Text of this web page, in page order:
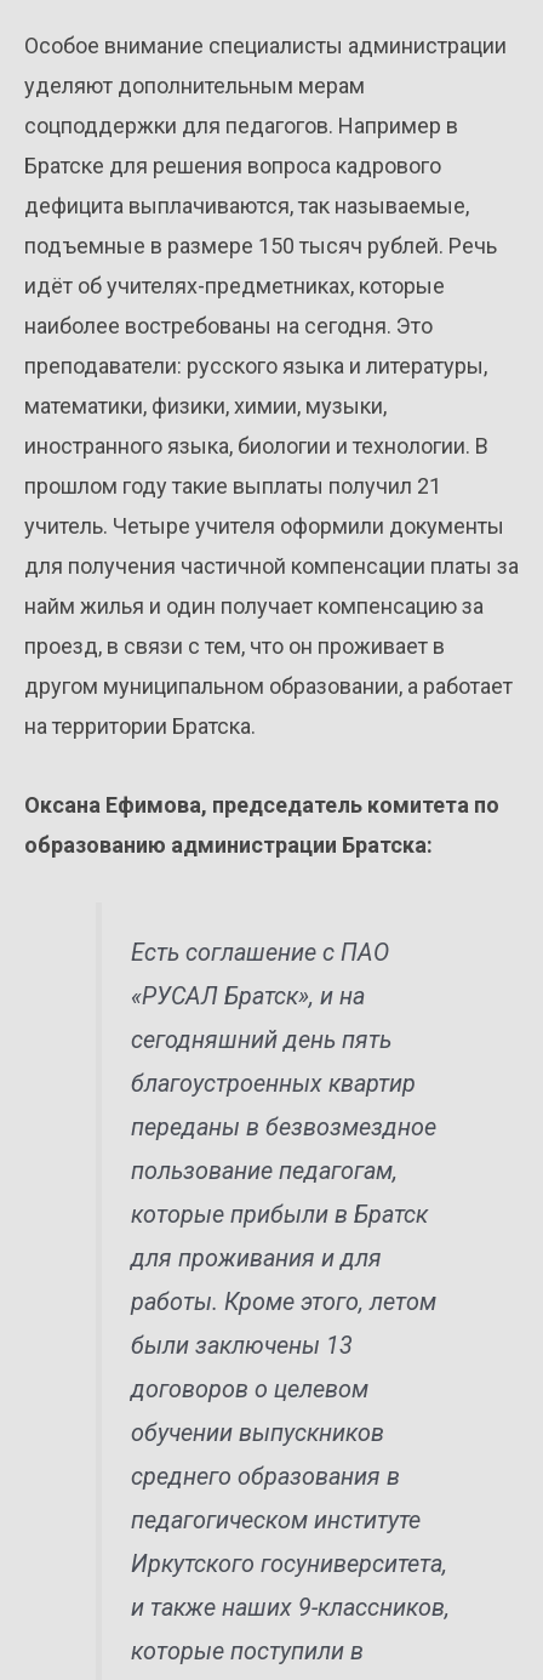
Особое внимание специалисты администрации
уделяют дополнительным мерам
соцподдержки для педагогов. Например в
Братске для решения вопроса кадрового
дефицита выплачиваются, так называемые,
подъемные в размере 150 тысяч рублей. Речь
идёт об учителях-предметниках, которые
наиболее востребованы на сегодня. Это
преподаватели: русского языка и литературы,
математики, физики, химии, музыки,
иностранного языка, биологии и технологии. В
прошлом году такие выплаты получил 21
учитель. Четыре учителя оформили документы
для получения частичной компенсации платы за
найм жилья и один получает компенсацию за
проезд, в связи с тем, что он проживает в
другом муниципальном образовании, а работает
на территории Братска.
Оксана Ефимова, председатель комитета по
образованию администрации Братска:
Есть соглашение с ПАО
«РУСАЛ Братск», и на
сегодняшний день пять
благоустроенных квартир
переданы в безвозмездное
пользование педагогам,
которые прибыли в Братск
для проживания и для
работы. Кроме этого, летом
были заключены 13
договоров о целевом
обучении выпускников
среднего образования в
педагогическом институте
Иркутского госуниверситета,
и также наших 9-классников,
которые поступили в